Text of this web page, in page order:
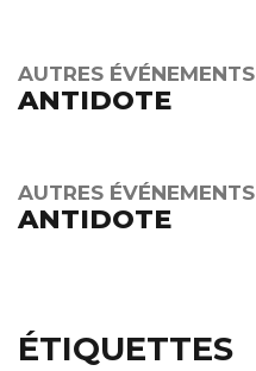
AUTRES ÉVÉNEMENTS
ANTIDOTE
AUTRES ÉVÉNEMENTS
ANTIDOTE
ÉTIQUETTES